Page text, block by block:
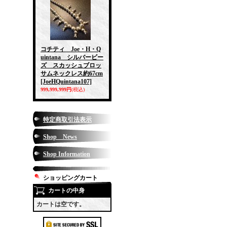
コチティ Joe・H・Q
uintana シルバービー
ズ スカッシュブロッ
サムネックレス約67cm
[JoeHQuintana107]
999,999,999円(税込)
特定商取引法表示
Shop News
Shop Information
ショッピングカート
カートの中身
カートは空です。